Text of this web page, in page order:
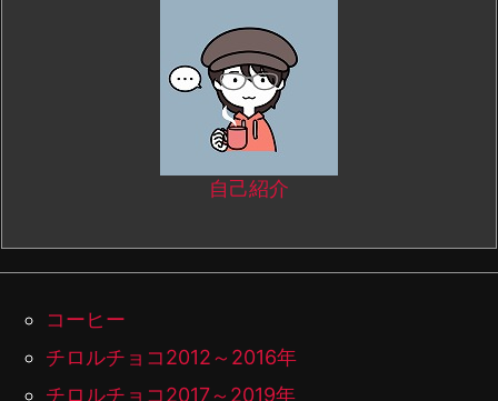
自己紹介
コーヒー
チロルチョコ2012～2016年
チロルチョコ2017～2019年